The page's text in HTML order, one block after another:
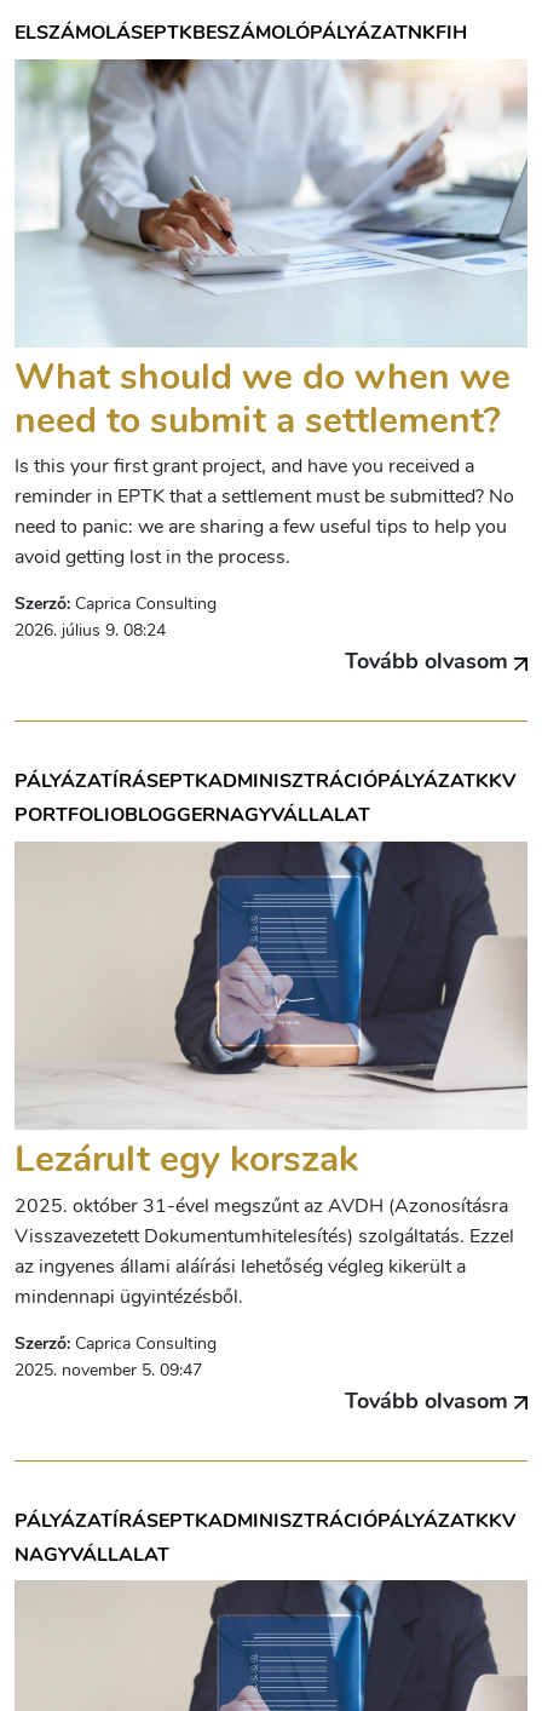
ELSZÁMOLÁSEPTKBESZÁMOLÓPÁLYÁZATNKFIH
What should we do when we
need to submit a settlement?
Is this your first grant project, and have you received a
reminder in EPTK that a settlement must be submitted? No
need to panic: we are sharing a few useful tips to help you
avoid getting lost in the process.
Szerző: Caprica Consulting
2026. július 9. 08:24
Tovább olvasom
PÁLYÁZATÍRÁSEPTKADMINISZTRÁCIÓPÁLYÁZATKKV
PORTFOLIOBLOGGERNAGYVÁLLALAT
Lezárult egy korszak
2025. október 31-ével megszűnt az AVDH (Azonosításra
Visszavezetett Dokumentumhitelesítés) szolgáltatás. Ezzel
az ingyenes állami aláírási lehetőség végleg kikerült a
mindennapi ügyintézésből.
Szerző: Caprica Consulting
2025. november 5. 09:47
Tovább olvasom
PÁLYÁZATÍRÁSEPTKADMINISZTRÁCIÓPÁLYÁZATKKV
NAGYVÁLLALAT